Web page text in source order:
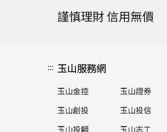
謹慎理財 信用無價
::: 玉山服務網
玉山金控
玉山證券
玉山創投
玉山投信
玉山投顧
玉山志工